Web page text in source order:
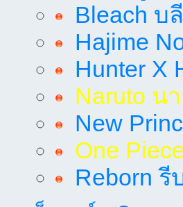
Bleach บ
Hajime
Hunter X
Naruto น
New
One
Reborn รี